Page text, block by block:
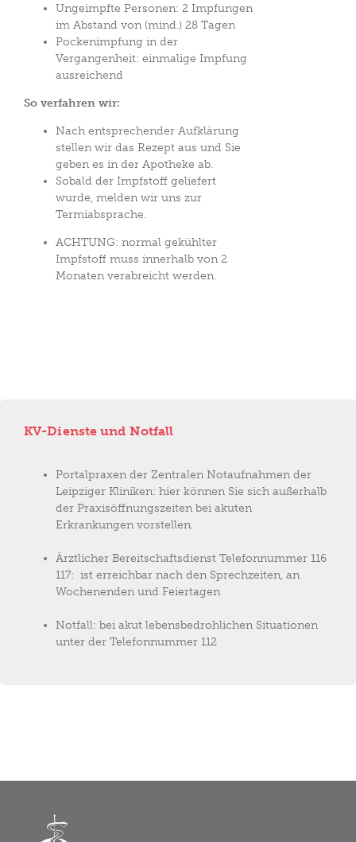
Ungeimpfte Personen: 2 Impfungen
im Abstand von (mind.) 28 Tagen
Pockenimpfung in der
Vergangenheit: einmalige Impfung
ausreichend
So verfahren wir:
Nach entsprechender Aufklärung
stellen wir das Rezept aus und Sie
geben es in der Apotheke ab.
Sobald der Impfstoff geliefert
wurde, melden wir uns zur
Termiabsprache.
ACHTUNG: normal gekühlter
Impfstoff muss innerhalb von 2
Monaten verabreicht werden.
KV-Dienste und Notfall
Portalpraxen der Zentralen Notaufnahmen der
Leipziger Kliniken: hier können Sie sich außerhalb
der Praxisöffnungszeiten bei akuten
Erkrankungen vorstellen.
Ärztlicher Bereitschaftsdienst Telefonnummer 116
117: ist erreichbar nach den Sprechzeiten, an
Wochenenden und Feiertagen
Notfall: bei akut lebensbedrohlichen Situationen
unter der Telefonnummer 112